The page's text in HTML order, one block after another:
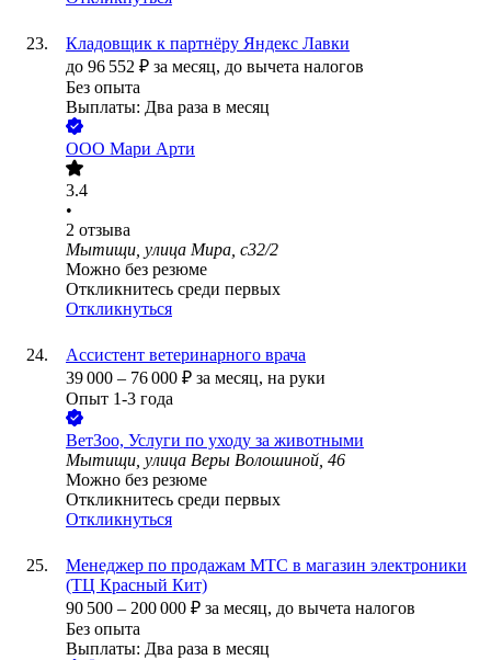
Кладовщик к партнёру Яндекс Лавки
до 96 552 ₽ за месяц, до вычета налогов
Без опыта
Выплаты: Два раза в месяц
ООО Мари Арти
3.4
•
2 отзыва
Мытищи, улица Мира, с32/2
Можно без резюме
Откликнитесь среди первых
Откликнуться
Ассистент ветеринарного врача
39 000 – 76 000 ₽ за месяц, на руки
Опыт 1-3 года
ВетЗоо, Услуги по уходу за животными
Мытищи, улица Веры Волошиной, 46
Можно без резюме
Откликнитесь среди первых
Откликнуться
Менеджер по продажам МТС в магазин электроники
(ТЦ Красный Кит)
90 500 – 200 000 ₽ за месяц, до вычета налогов
Без опыта
Выплаты: Два раза в месяц